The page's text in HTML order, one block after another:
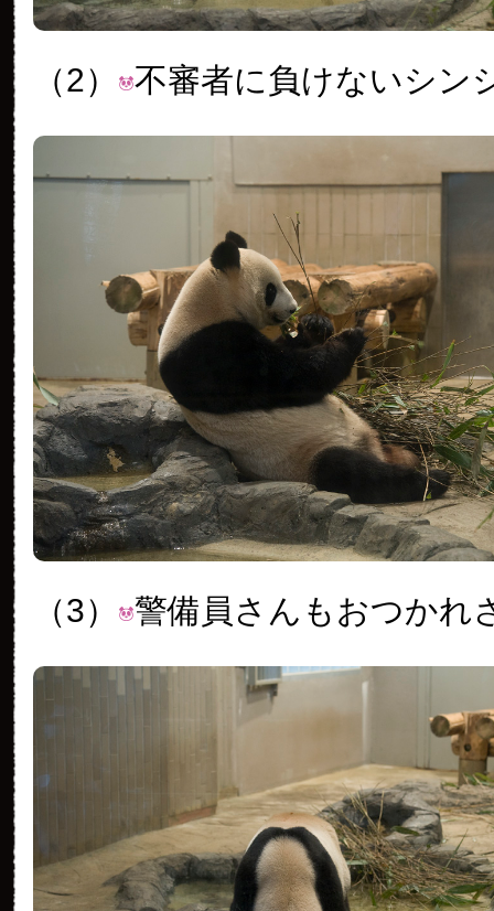
（2） 不審者に負けないシン
（3） 警備員さんもおつかれ